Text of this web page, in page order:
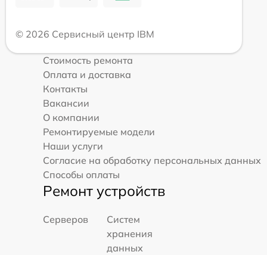
© 2026 Сервисный центр IBM
Стоимость ремонта
Оплата и доставка
Контакты
Вакансии
О компании
Ремонтируемые модели
Наши услуги
Согласие на обработку персональных данных
Способы оплаты
Ремонт устройств
Серверов
Систем
хранения
данных